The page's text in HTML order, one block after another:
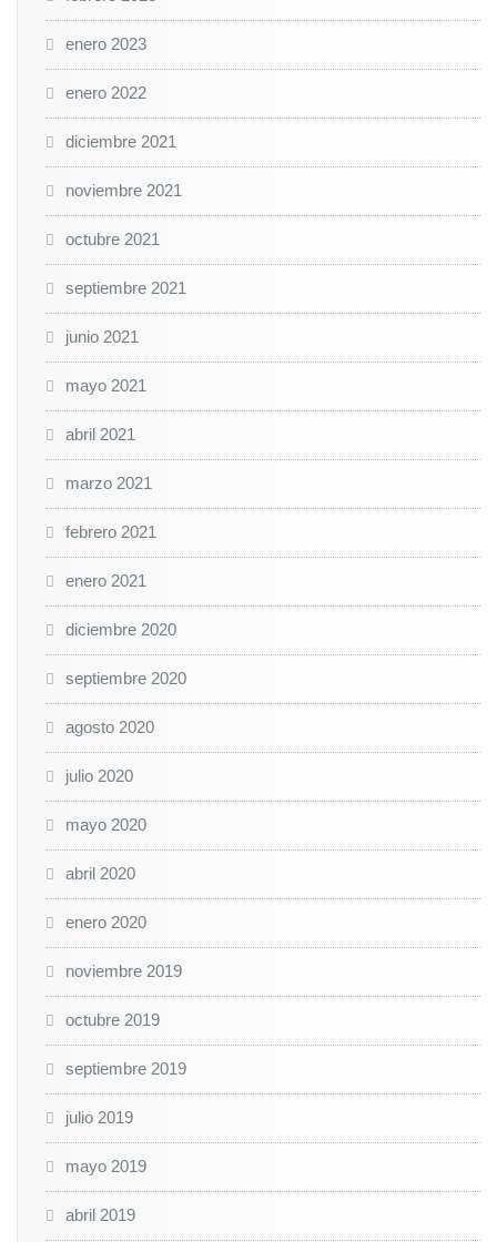
enero 2023
enero 2022
diciembre 2021
noviembre 2021
octubre 2021
septiembre 2021
junio 2021
mayo 2021
abril 2021
marzo 2021
febrero 2021
enero 2021
diciembre 2020
septiembre 2020
agosto 2020
julio 2020
mayo 2020
abril 2020
enero 2020
noviembre 2019
octubre 2019
septiembre 2019
julio 2019
mayo 2019
abril 2019